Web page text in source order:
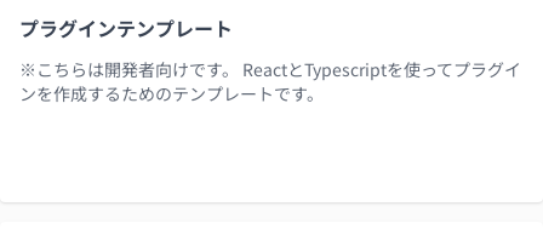
プラグインテンプレート
※こちらは開発者向けです。 ReactとTypescriptを使ってプラグイ
ンを作成するためのテンプレートです。